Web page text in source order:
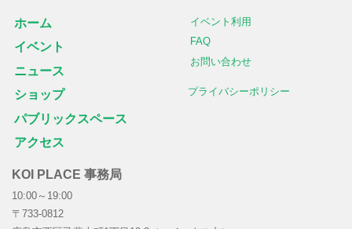
ホーム
イベント
ニュース
ショップ
パブリックスペース
アクセス
イベント利用
FAQ
お問い合わせ
プライバシーポリシー
KOI PLACE 事務局
10:00～19:00
〒733-0812